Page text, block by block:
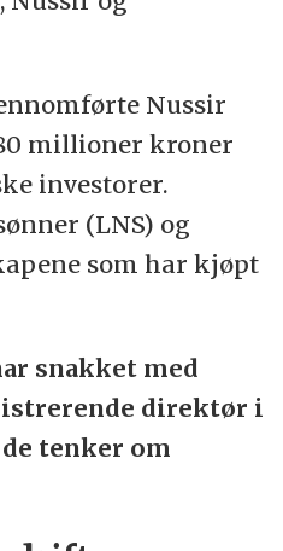
Nussir
millioner kroner
investorer.
(LNS) og
som har kjøpt
snakket med
direktør i
tenker om